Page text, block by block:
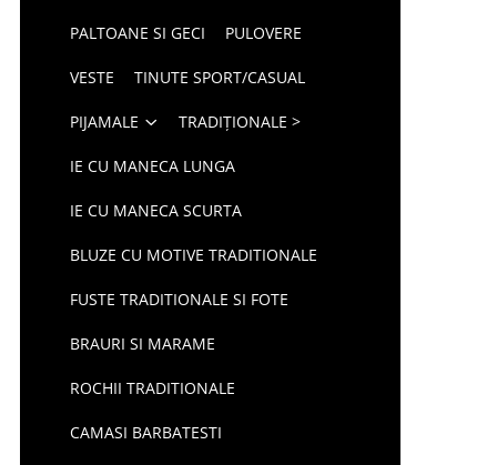
PALTOANE SI GECI PULOVERE
VESTE TINUTE SPORT/CASUAL
PIJAMALE TRADIȚIONALE >
IE CU MANECA LUNGA
IE CU MANECA SCURTA
BLUZE CU MOTIVE TRADITIONALE
FUSTE TRADITIONALE SI FOTE
BRAURI SI MARAME
ROCHII TRADITIONALE
CAMASI BARBATESTI